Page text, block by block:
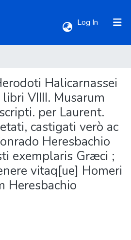
Log In (current)
Halicarnassei
VIIII. Musarum
per Laurent.
castigati verò ac
Heresbachio
exemplaris Græci ;
vitaq[ue] Homeri
Heresbachio